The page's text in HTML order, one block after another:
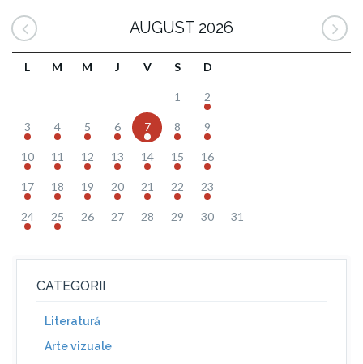
AUGUST 2026
L M M J V S D
1 2
3 4 5 6 7 8 9
10 11 12 13 14 15 16
17 18 19 20 21 22 23
24 25 26 27 28 29 30 31
CATEGORII
Literatură
Arte vizuale